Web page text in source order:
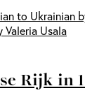
to Ukrainian
Usala
Rijk in